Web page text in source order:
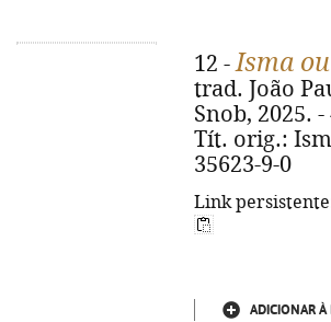
12 -Isma
trad. João
Snob, 2025.
Tít. orig.:
35623-9-0
Link
ADICIONAR À